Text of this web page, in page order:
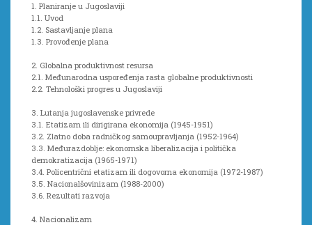
1. Planiranje u Jugoslaviji
1.1. Uvod
1.2. Sastavljanje plana
1.3. Provođenje plana
2. Globalna produktivnost resursa
2.1. Međunarodna uspoređenja rasta globalne produktivnosti
2.2. Tehnološki progres u Jugoslaviji
3. Lutanja jugoslavenske privrede
3.1. Etatizam ili dirigirana ekonomija (1945-1951)
3.2. Zlatno doba radničkog samoupravljanja (1952-1964)
3.3. Međurazdoblje: ekonomska liberalizacija i politička
demokratizacija (1965-1971)
3.4. Policentrični etatizam ili dogovorna ekonomija (1972-1987)
3.5. Nacionalšovinizam (1988-2000)
3.6. Rezultati razvoja
4. Nacionalizam